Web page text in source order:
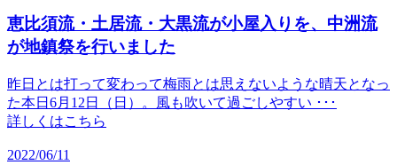
恵比須流・土居流・大黒流が小屋入りを、中洲流
が地鎮祭を行いました
昨日とは打って変わって梅雨とは思えないような晴天となっ
た本日6月12日（日）。風も吹いて過ごしやすい ･･･
詳しくはこちら
2022/06/11